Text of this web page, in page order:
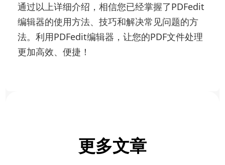
通过以上详细介绍，相信您已经掌握了PDFedit
编辑器的使用方法、技巧和解决常见问题的方
法。利用PDFedit编辑器，让您的PDF文件处理
更加高效、便捷！
更多文章